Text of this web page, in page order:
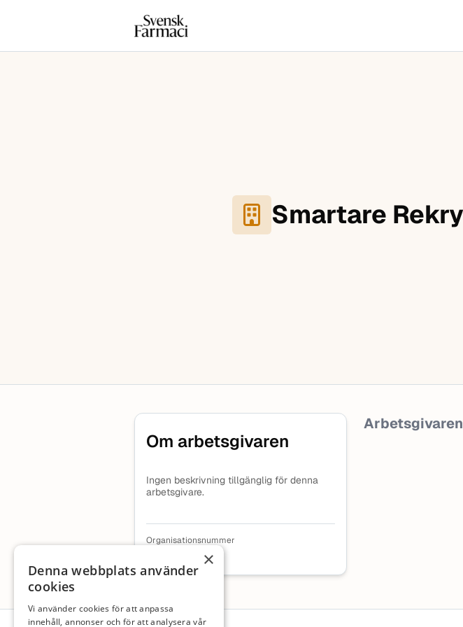
Hoppa till innehåll
Svensk farmaci
Smartare
Om arbetsgivaren
Ingen beskrivning tillgänglig för denna
arbetsgivare.
Organisationsnummer
Sidfot
×
Denna webbplats använder
cookies
Vi använder cookies för att anpassa
innehåll, annonser och för att analysera vår